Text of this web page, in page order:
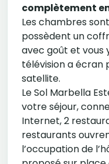
complètement
Les chambres
possèdent un
avec goût et vous
télévision a écran
satellite.
Le Sol Marbella
votre séjour,
Internet, 2
restaurants
l’occupation de